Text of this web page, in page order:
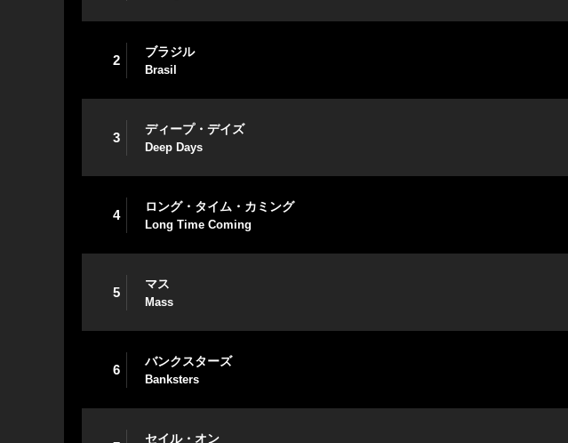
2
ブラジル
Brasil
3
ディープ・デイズ
Deep Days
4
ロング・タイム・カミング
Long Time Coming
5
マス
Mass
6
バンクスターズ
Banksters
セイル・オン